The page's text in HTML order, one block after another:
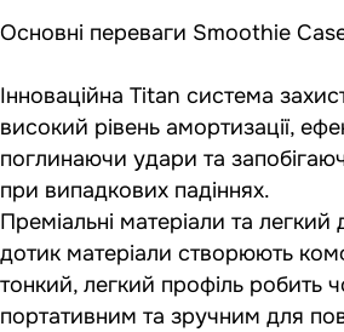
Основні переваги Smoothie
Інноваційна Titan система
високий рівень амортизації,
поглинаючи удари та
при випадкових падіннях.
Преміальні матеріали та легкий
дотик матеріали створюють
тонкий, легкий профіль робить
портативним та зручним для